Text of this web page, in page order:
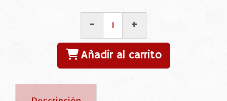
- +
Añadir al carrito